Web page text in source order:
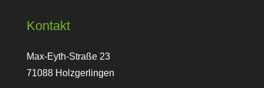
Kontakt
Max-Eyth-Straße 23
71088 Holzgerlingen